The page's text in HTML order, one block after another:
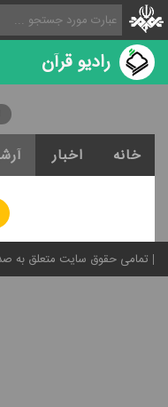
رادیو قرآن
خانه اخبار
تمامی حقوق سایت متعلق به